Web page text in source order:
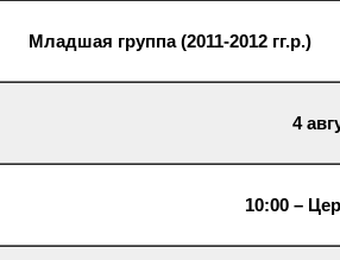
Младшая группа (2011-2012 гг.р.)
4
10:00 –